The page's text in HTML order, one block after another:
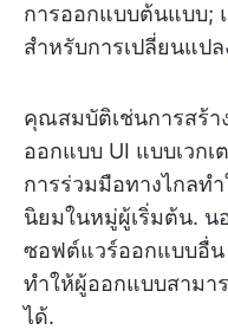
การออกแบบต้นแบบ;
สำหรับการเปลี่ยนแป
คุณสมบัติเช่นการสร้า
ออกแบบ UI แบบเวก
การร่วมมือทางไกลท
นิยมในหมู่ผู้เริ่มต้น. น
ซอฟต์แวร์ออกแบบอื่น
ทำให้ผู้ออกแบบสามา
ได้.